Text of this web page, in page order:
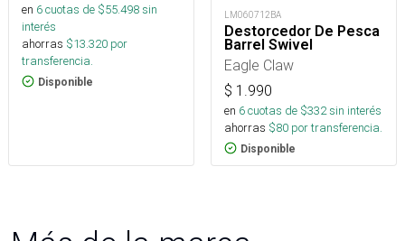
en 6cuotas de $55.498sin
interés
ahorras $13.320 por
transferencia.
Disponible
LM060712BA
Destorcedor De Pesca
Barrel Swivel
Eagle Claw
$ 1.990
en 6cuotas de $332sin interés
ahorras $80 por transferencia.
Disponible